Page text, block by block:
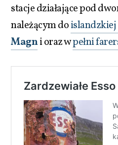
stacje działające pod
należącym do
Magni oraz wpełni